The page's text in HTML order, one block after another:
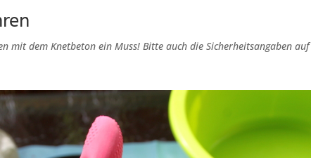
mit dem Knetbeton ein Muss! Bitte auch die Sicherheitsangaben auf